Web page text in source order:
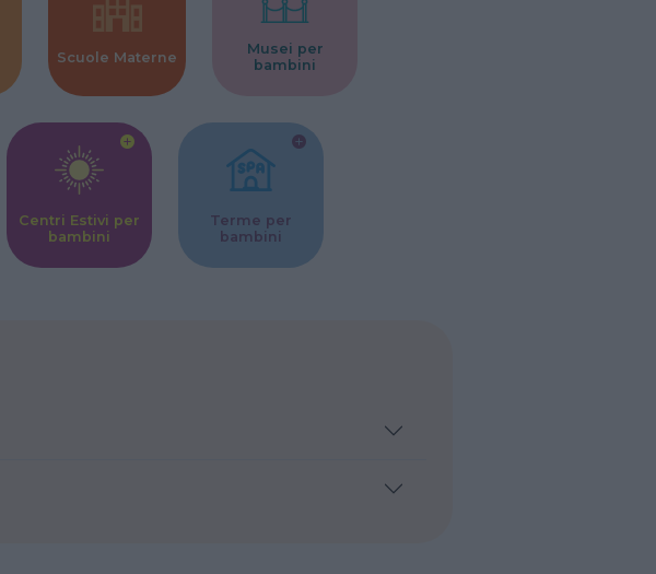
Scuole Materne
Musei per
bambini
Centri Estivi per
bambini
Terme per
bambini